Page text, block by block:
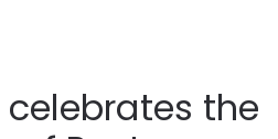
celebrates the